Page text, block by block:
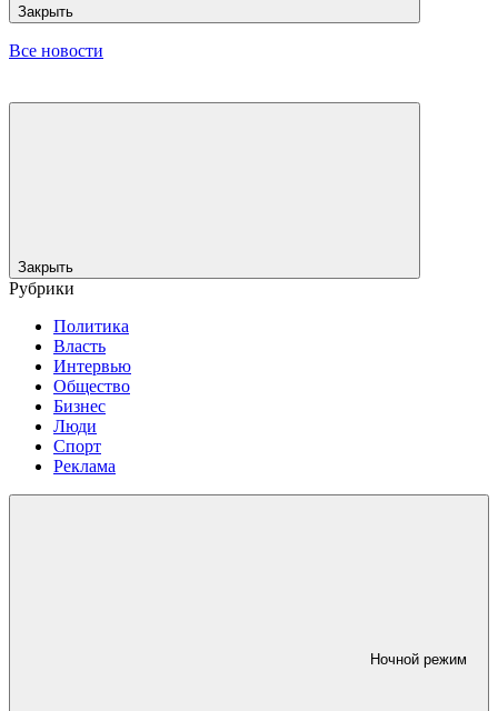
Закрыть
Все новости
Закрыть
Рубрики
Политика
Власть
Интервью
Общество
Бизнес
Люди
Спорт
Реклама
Ночной режим